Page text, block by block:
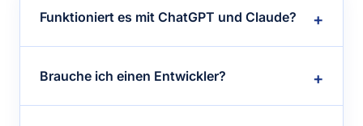
Funktioniert es mit ChatGPT und Claude?
Brauche ich einen Entwickler?